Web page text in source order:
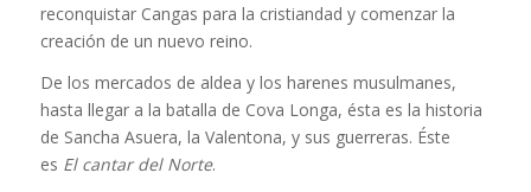
reconquistar Cangas para la cristiandad y comenzar la
creación de un nuevo reino.
De los mercados de aldea y los harenes musulmanes,
hasta llegar a la batalla de Cova Longa, ésta es la historia
de Sancha Asuera, la Valentona, y sus guerreras. Éste
es El cantar del Norte.